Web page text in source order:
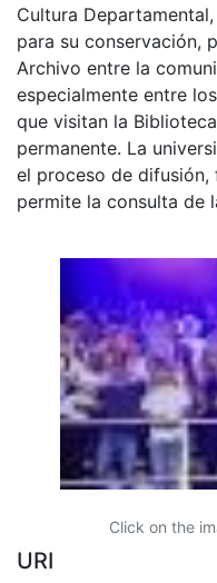
Cultura
para su conservación,
Archivo entre la
especialmente entre
que visitan la
permanente. La
el proceso de
permite la consulta de
Click on the
URI